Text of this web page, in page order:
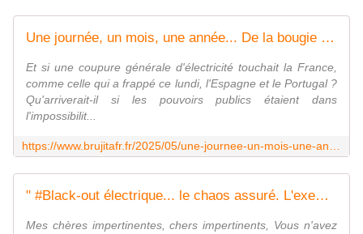
Une journée, un mois, une année... De la bougie à la famine, à quoi ressembleraient nos vies sans #électricité ? + Vivre sans électricité: 12 stratégies clés pour l' #autonomie - MOINS de BIENS PLUS de LIENS
Et si une coupure générale d'électricité touchait la France,
comme celle qui a frappé ce lundi, l'Espagne et le Portugal ?
Qu'arriverait-il si les pouvoirs publics étaient dans
l'impossibilit...
" #Black-out électrique... le chaos assuré. L'exemple espagnol et portugais ". L'édito de Charles SANNAT + " Effondrement. La série à revoir " EPISODES : 1 - 2 - 3- 4- 5- 6- 7- 8 - MOINS de BIENS PLUS de LIENS
Mes chères impertinentes, chers impertinents, Vous n'avez